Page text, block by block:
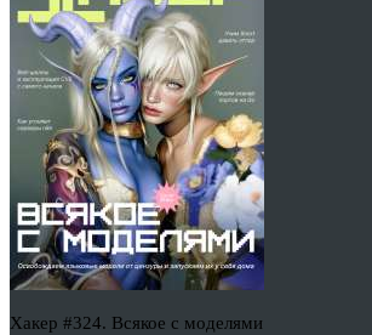
Хакер #324. Всякое с моделями